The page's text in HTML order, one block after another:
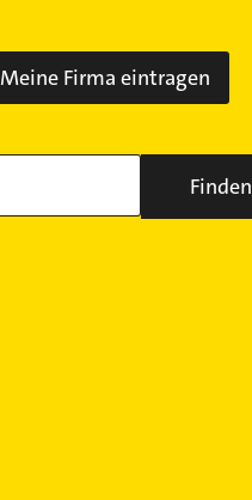
Meine Firma eintragen
Finden